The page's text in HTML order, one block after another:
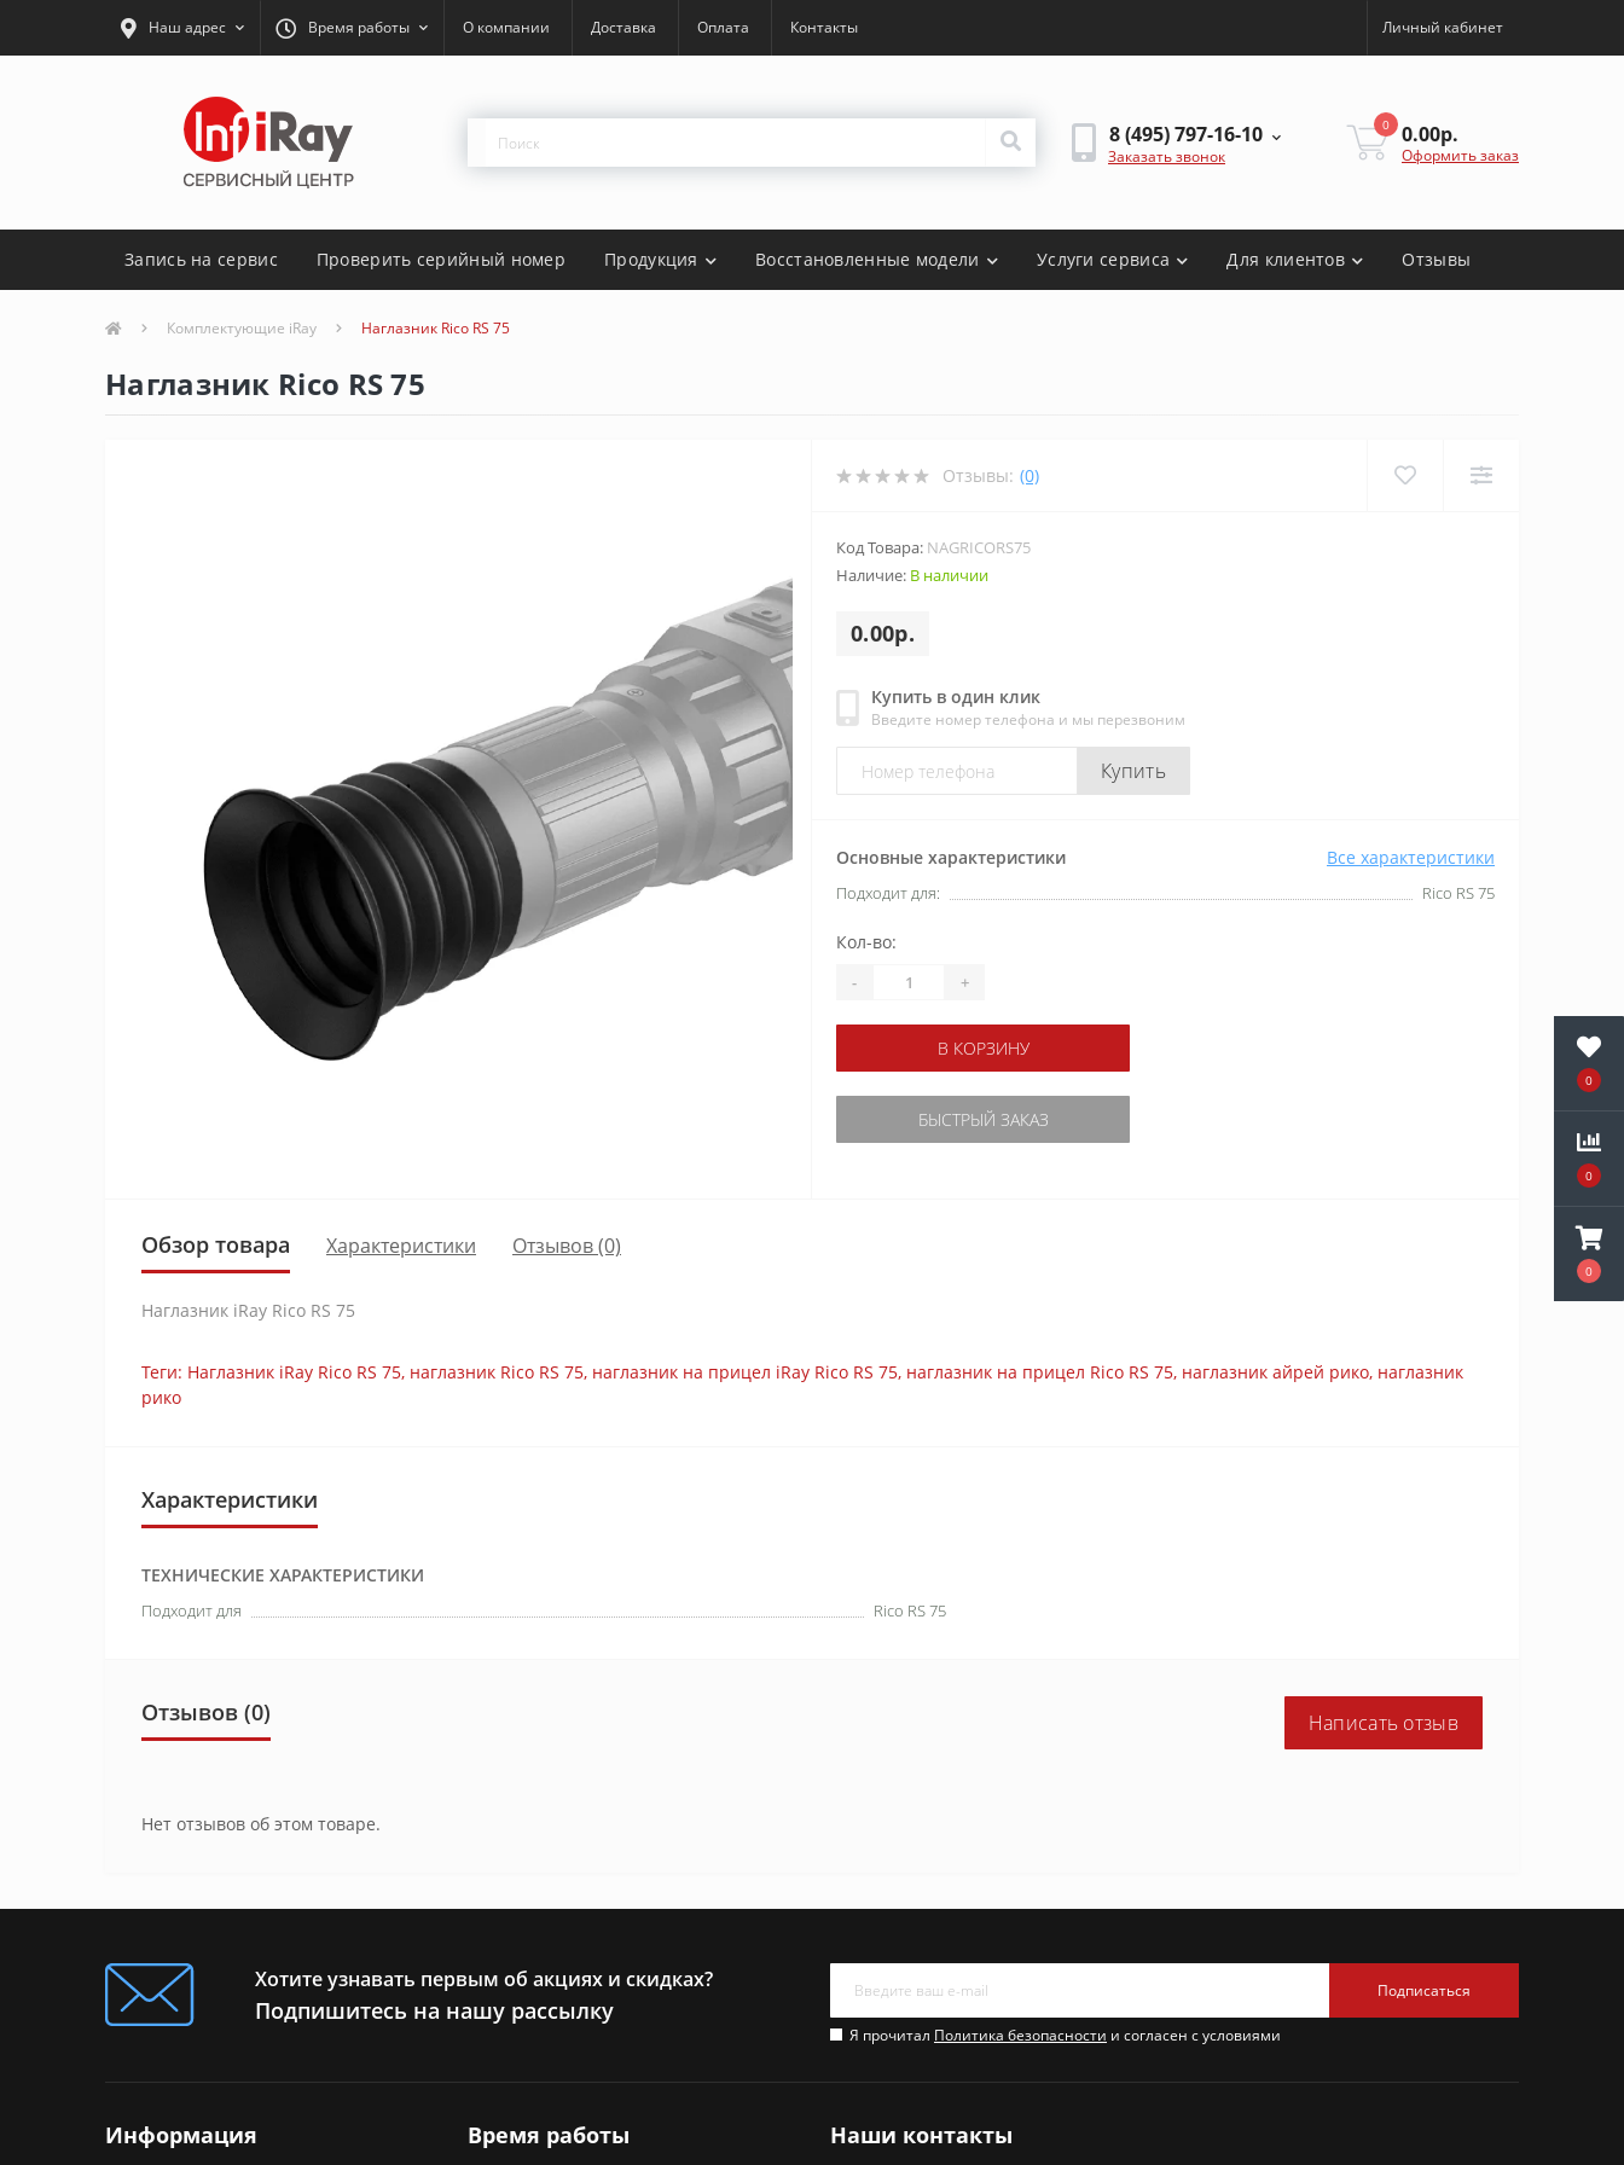
0
0
0
Наш адрес Время работы О компании Доставка Оплата Контакты Личный кабинет
8 (495) 797-16-10
Заказать звонок
0 0.00р.
Оформить заказ
Запись на сервис Проверить серийный номер Продукция Восстановленные модели Услуги сервиса Для клиентов Отзывы
Комплектующие iRay Наглазник Rico RS 75
Наглазник Rico RS 75
Отзывы: (0)
Код Товара: NAGRICORS75
Наличие: В наличии
0.00р.
Купить в один клик
Введите номер телефона и мы перезвоним
Купить
Основные характеристики Все характеристики
Подходит для: Rico RS 75
Кол-во:
- +
В КОРЗИНУ
БЫСТРЫЙ ЗАКАЗ
Обзор товара Характеристики Отзывов (0)
Наглазник iRay Rico RS 75
Теги: Наглазник iRay Rico RS 75, наглазник Rico RS 75, наглазник на прицел iRay Rico RS 75, наглазник на прицел Rico RS 75, наглазник айрей рико, наглазник
рико
Характеристики
ТЕХНИЧЕСКИЕ ХАРАКТЕРИСТИКИ
Подходит для Rico RS 75
Отзывов (0) Написать отзыв
Нет отзывов об этом товаре.
Хотите узнавать первым об акциях и скидках?
Подпишитесь на нашу рассылку
Подписаться
Я прочитал Политика безопасности и согласен с условиями
Информация Время работы Наши контакты